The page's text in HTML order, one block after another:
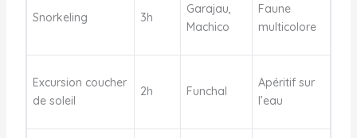
Snorkeling 3h
Garajau,
Machico
Faune
multicolore
Excursion coucher
de soleil
2h Funchal
Apéritif sur
l’eau